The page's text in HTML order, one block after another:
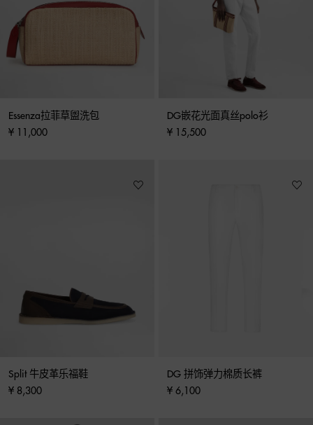
Essenza拉菲草盥洗包
¥ 11,000
DG嵌花光面真丝polo衫
¥ 15,500
Split 牛皮革乐福鞋
¥ 8,300
DG 拼饰弹力棉质长裤
¥ 6,100